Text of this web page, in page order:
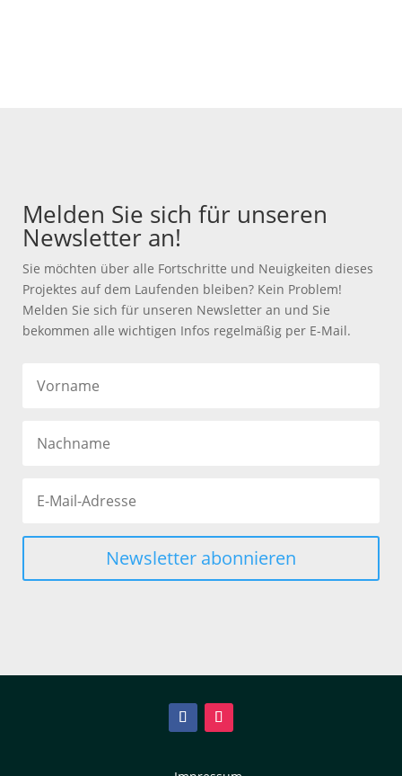
Melden Sie sich für unseren
Newsletter an!
Sie möchten über alle Fortschritte und Neuigkeiten dieses
Projektes auf dem Laufenden bleiben? Kein Problem!
Melden Sie sich für unseren Newsletter an und Sie
bekommen alle wichtigen Infos regelmäßig per E-Mail.
Newsletter abonnieren